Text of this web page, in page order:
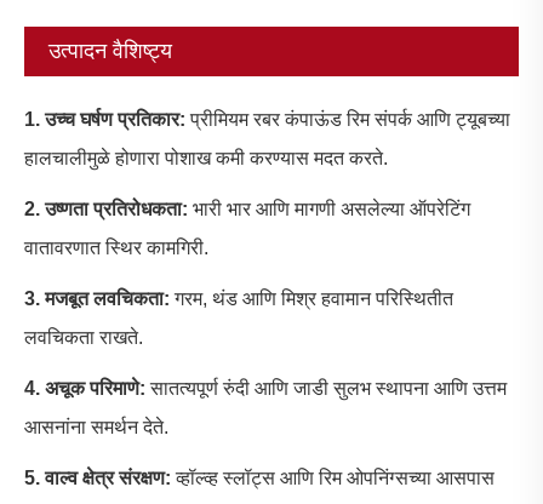
उत्पादन वैशिष्ट्य
1. उच्च घर्षण प्रतिकार: प्रीमियम रबर कंपाऊंड रिम संपर्क आणि ट्यूबच्या
हालचालीमुळे होणारा पोशाख कमी करण्यास मदत करते.
2. उष्णता प्रतिरोधकता: भारी भार आणि मागणी असलेल्या ऑपरेटिंग
वातावरणात स्थिर कामगिरी.
3. मजबूत लवचिकता: गरम, थंड आणि मिश्र हवामान परिस्थितीत
लवचिकता राखते.
4. अचूक परिमाणे: सातत्यपूर्ण रुंदी आणि जाडी सुलभ स्थापना आणि उत्तम
आसनांना समर्थन देते.
5. वाल्व क्षेत्र संरक्षण: व्हॉल्व्ह स्लॉट्स आणि रिम ओपनिंग्सच्या आसपास